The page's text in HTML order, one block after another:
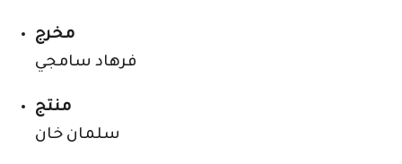
مخرج
فرهاد سامجي
منتج
سلمان خان